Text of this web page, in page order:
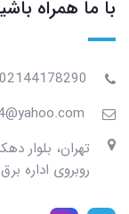
با ما همراه
02144178290
روبروی اداره برق